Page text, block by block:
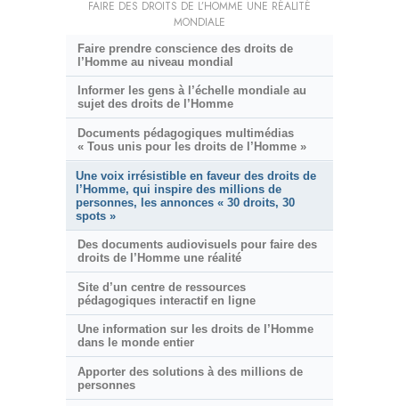
FAIRE DES DROITS DE L’HOMME UNE RÉALITÉ
MONDIALE
Faire prendre conscience des droits de
l’Homme au niveau mondial
Informer les gens à l’échelle mondiale au
sujet des droits de l’Homme
Documents pédagogiques multimédias
« Tous unis pour les droits de l’Homme »
Une voix irrésistible en faveur des droits de
l’Homme, qui inspire des millions de
personnes, les annonces « 30 droits, 30
spots »
Des documents audiovisuels pour faire des
droits de l’Homme une réalité
Site d’un centre de ressources
pédagogiques interactif en ligne
Une information sur les droits de l’Homme
dans le monde entier
Apporter des solutions à des millions de
personnes